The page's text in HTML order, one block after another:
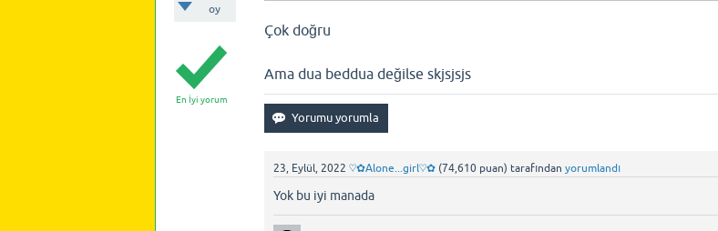
oy
En İyi yorum
Çok doğru
Ama dua beddua değilse skjsjsjs
23, Eylül, 2022 ♡✿Alone...girl♡✿ (74,610puan) tarafından yorumlandı
Yok bu iyi manada